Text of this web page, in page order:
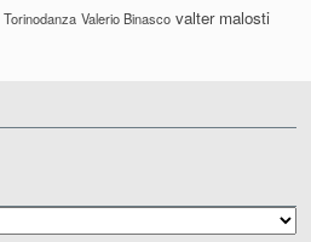
Torinodanza Valerio Binasco valter malosti